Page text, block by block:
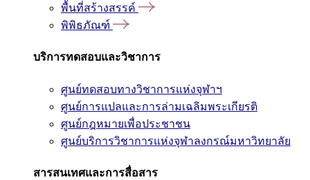
พื้นที่สร้างสรรค์
พิพิธภัณฑ์
บริการทดสอบและวิชาการ
ศูนย์ทดสอบทางวิชาการแห่งจุฬาฯ
ศูนย์การแปลและการล่ามเฉลิมพระเกียรติ
ศูนย์กฎหมายเพื่อประชาชน
ศูนย์บริการวิชาการแห่งจุฬาลงกรณ์มหาวิทยาลัย
สารสนเทศและการสื่อสาร